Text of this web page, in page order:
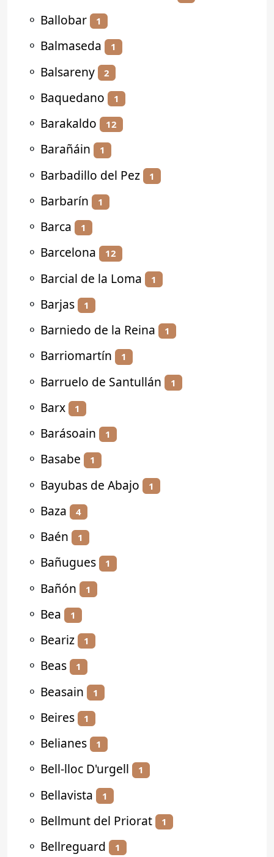
⚬ Ballobar 1
⚬ Balmaseda 1
⚬ Balsareny 2
⚬ Baquedano 1
⚬ Barakaldo 12
⚬ Barañáin 1
⚬ Barbadillo del Pez 1
⚬ Barbarín 1
⚬ Barca 1
⚬ Barcelona 12
⚬ Barcial de la Loma 1
⚬ Barjas 1
⚬ Barniedo de la Reina 1
⚬ Barriomartín 1
⚬ Barruelo de Santullán 1
⚬ Barx 1
⚬ Barásoain 1
⚬ Basabe 1
⚬ Bayubas de Abajo 1
⚬ Baza 4
⚬ Baén 1
⚬ Bañugues 1
⚬ Bañón 1
⚬ Bea 1
⚬ Beariz 1
⚬ Beas 1
⚬ Beasain 1
⚬ Beires 1
⚬ Belianes 1
⚬ Bell-lloc D'urgell 1
⚬ Bellavista 1
⚬ Bellmunt del Priorat 1
⚬ Bellreguard 1